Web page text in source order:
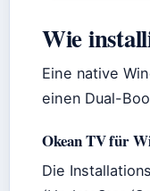
Wie
Eine native
einen Dual-
Okean TV für
Die